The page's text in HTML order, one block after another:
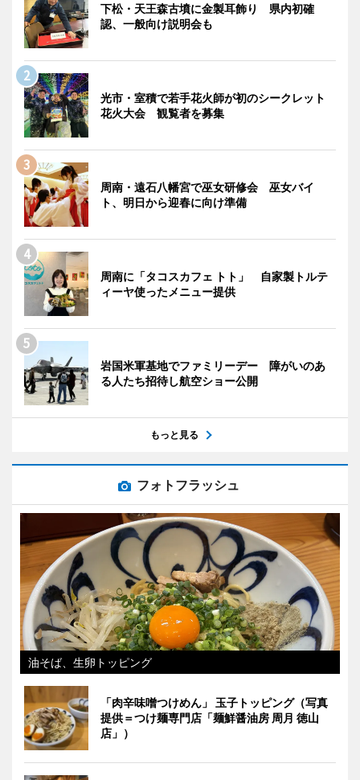
下松・天王森古墳に金製耳飾り 県内初確
認、一般向け説明会も
光市・室積で若手花火師が初のシークレット
花火大会 観覧者を募集
周南・遠石八幡宮で巫女研修会 巫女バイ
ト、明日から迎春に向け準備
周南に「タコスカフェ トト」 自家製トルテ
ィーヤ使ったメニュー提供
岩国米軍基地でファミリーデー 障がいのあ
る人たち招待し航空ショー公開
もっと見る
フォトフラッシュ
油そば、生卵トッピング
「肉辛味噌つけめん」 玉子トッピング（写真
提供＝つけ麺専門店「麺鮮醤油房 周月 徳山
店」）